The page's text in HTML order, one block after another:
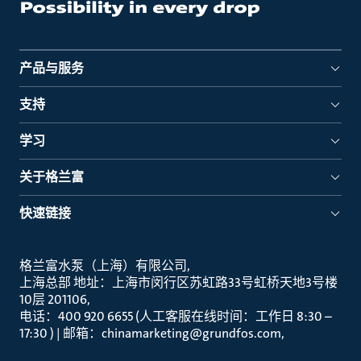
产品与服务
支持
学习
关于格兰富
快速链接
格兰富水泵（上海）有限公司
上海总部 地址：上海市闵行区苏虹路33号虹桥天地3号楼
10层 201106
电话：400 920 6655 (人工客服在线时间：工作日 8:30 –
17:30 ) | 邮箱：chinamarketing@grundfos.com